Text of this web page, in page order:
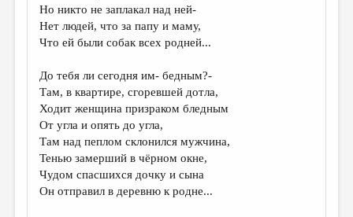
ИЗБРАННОЕ
ДАЙДЖЕСТ
ПРОИЗВЕДЕНИЯ
ПЕРЕВОДЫ
КОНКУРСЫ
ДЕТСКАЯ КОМНАТА
КНИЖНАЯ ПОЛКА
Но никто не заплакал над ней-
Нет людей, что за папу и маму,
Что ей были собак всех родней...
До тебя ли сегодня им- бедным?-
Там, в квартире, сгоревшей дотла,
Ходит женщина призраком бледным
От угла и опять до угла,
Там над пеплом склонился мужчина,
Тенью замерший в чёрном окне,
Чудом спасшихся дочку и сына
Он отправил в деревню к родне...